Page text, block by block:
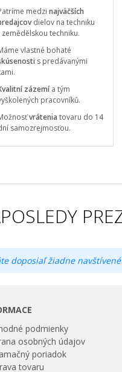
medzi najväčších
dielov na techniku
zemědělskou techniku.
vlastné bohaté
s predávanými
zázemía tým
pracovníků.
vrátenia tovaru do 14
samozrejmosťou.
doposiaľ žiadne
podmienky
osobných údajov
poriadok
tovaru